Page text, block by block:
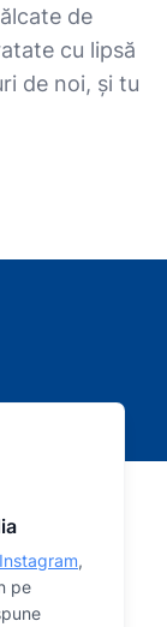
de
cu lipsă
de noi, și tu
Instagram,
pe